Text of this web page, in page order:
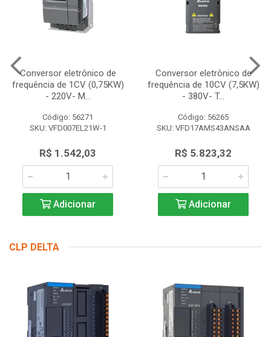
Conversor eletrônico de
frequência de 1CV (0,75KW)
- 220V- M...
Código: 56271
SKU: VFD007EL21W-1
R$ 1.542,03
Adicionar
Conversor eletrônico de
frequência de 10CV (7,5KW)
- 380V- T...
Código: 56265
SKU: VFD17AMS43ANSAA
R$ 5.823,32
Adicionar
CLP DELTA